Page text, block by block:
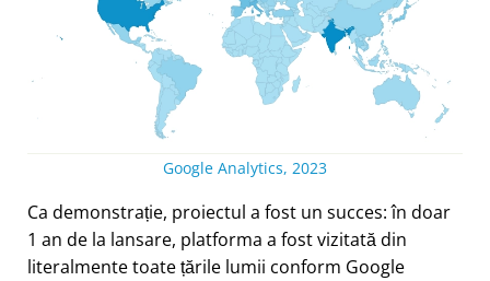
Google Analytics, 2023
Ca demonstrație, proiectul a fost un succes: în doar
1 an de la lansare, platforma a fost vizitată din
literalmente toate țările lumii conform Google